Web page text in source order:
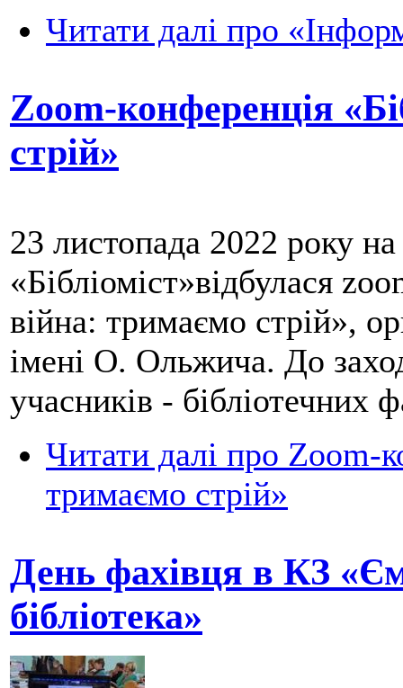
Читати далі про
Zoom-конференція
стрій»
23 листопада 2022 року на
«Бібліоміст»відбулася
війна: тримаємо стрій»,
імені О. Ольжича. До
учасників -
Читати далі про Zoom-
тримаємо стрій»
День фахівця в КЗ
бібліотека»